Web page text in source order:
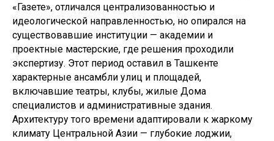
«Газете», отличался централизованностью и
идеологической направленностью, но опирался на
существовавшие институции — академии и
проектные мастерские, где решения проходили
экспертизу. Этот период оставил в Ташкенте
характерные ансамбли улиц и площадей,
включавшие театры, клубы, жилые Дома
специалистов и административные здания.
Архитектуру того времени адаптировали к жаркому
климату Центральной Азии — глубокие лоджии,